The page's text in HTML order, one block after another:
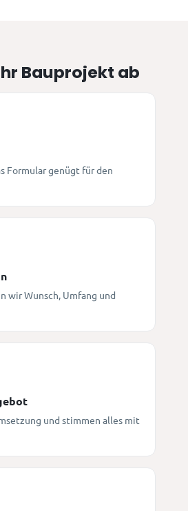
Bauprojekt ab
Formular genügt für den
wir Wunsch, Umfang und
und stimmen alles mit